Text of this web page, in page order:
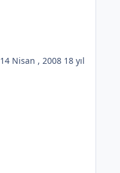
14 Nisan , 2008 18 yıl